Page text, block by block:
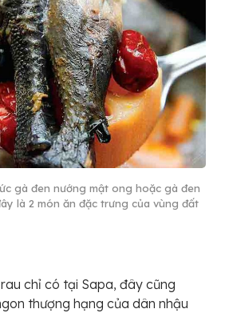
gà đen nướng mật ong hoặc gà đen
là 2 món ăn đặc trưng của vùng đất
chỉ có tại Sapa, đây cũng
thượng hạng của dân nhậu